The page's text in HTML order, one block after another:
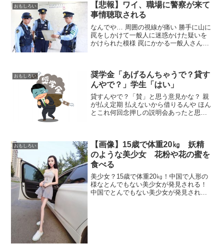
おもしろい
【悲報】ワイ、職場に警察が来て
事情聴取される
なんでや… 周囲の視線が痛い 勝手に山に
罠をしかけて一般人に迷惑かけた疑いを
かけられた模様 罠にかかる一般人さんサ
人が撤去し...
おもしろい
奨学金「あげるんちゃうで？貸す
んやで？」学生「はい」
貸すんやで？「賛」と思う意見かな？ 親
が払え定期 払えないから借りるんや ほん
とこれ何回念押しの説明会あったと思っ
前にしないのが...
おもしろい
【画像】15歳で体重20㎏ 妖精
のような美少女 花粉や花の蜜を
食べる
美少女？15歳で体重20㎏！中国で人形の
様なとんでもない美少女が発見される！
中国でとんでもない美少女が発見されま